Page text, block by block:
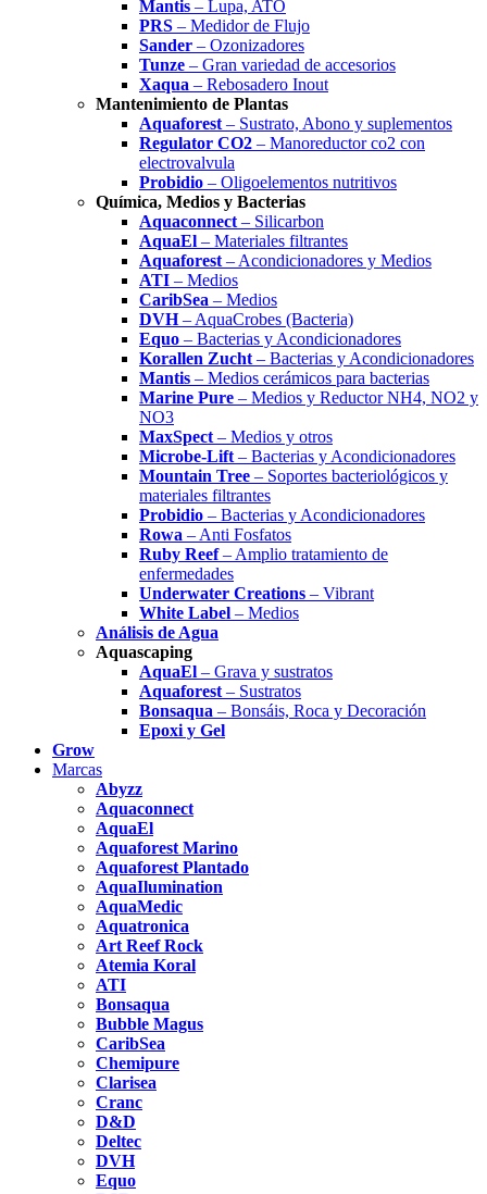
Mantis – Lupa, ATO
PRS – Medidor de Flujo
Sander – Ozonizadores
Tunze – Gran variedad de accesorios
Xaqua – Rebosadero Inout
Mantenimiento de Plantas
Aquaforest – Sustrato, Abono y suplementos
Regulator CO2 – Manoreductor co2 con
electrovalvula
Probidio – Oligoelementos nutritivos
Química, Medios y Bacterias
Aquaconnect – Silicarbon
AquaEl – Materiales filtrantes
Aquaforest – Acondicionadores y Medios
ATI – Medios
CaribSea – Medios
DVH– AquaCrobes (Bacteria)
Equo – Bacterias y Acondicionadores
Korallen Zucht – Bacterias y Acondicionadores
Mantis – Medios cerámicos para bacterias
Marine Pure – Medios y Reductor NH4, NO2 y
NO3
MaxSpect – Medios y otros
Microbe-Lift – Bacterias y Acondicionadores
Mountain Tree – Soportes bacteriológicos y
materiales filtrantes
Probidio – Bacterias y Acondicionadores
Rowa – Anti Fosfatos
Ruby Reef– Amplio tratamiento de
enfermedades
Underwater Creations – Vibrant
White Label – Medios
Análisis de Agua
Aquascaping
AquaEl – Grava y sustratos
Aquaforest – Sustratos
Bonsaqua – Bonsáis, Roca y Decoración
Epoxi y Gel
Grow
Marcas
Abyzz
Aquaconnect
AquaEl
Aquaforest Marino
Aquaforest Plantado
AquaIlumination
AquaMedic
Aquatronica
Art Reef Rock
Atemia Koral
ATI
Bonsaqua
Bubble Magus
CaribSea
Chemipure
Clarisea
Cranc
D&D
Deltec
DVH
Equo